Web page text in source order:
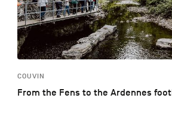
COUVIN
From the Fens to the Ardennes